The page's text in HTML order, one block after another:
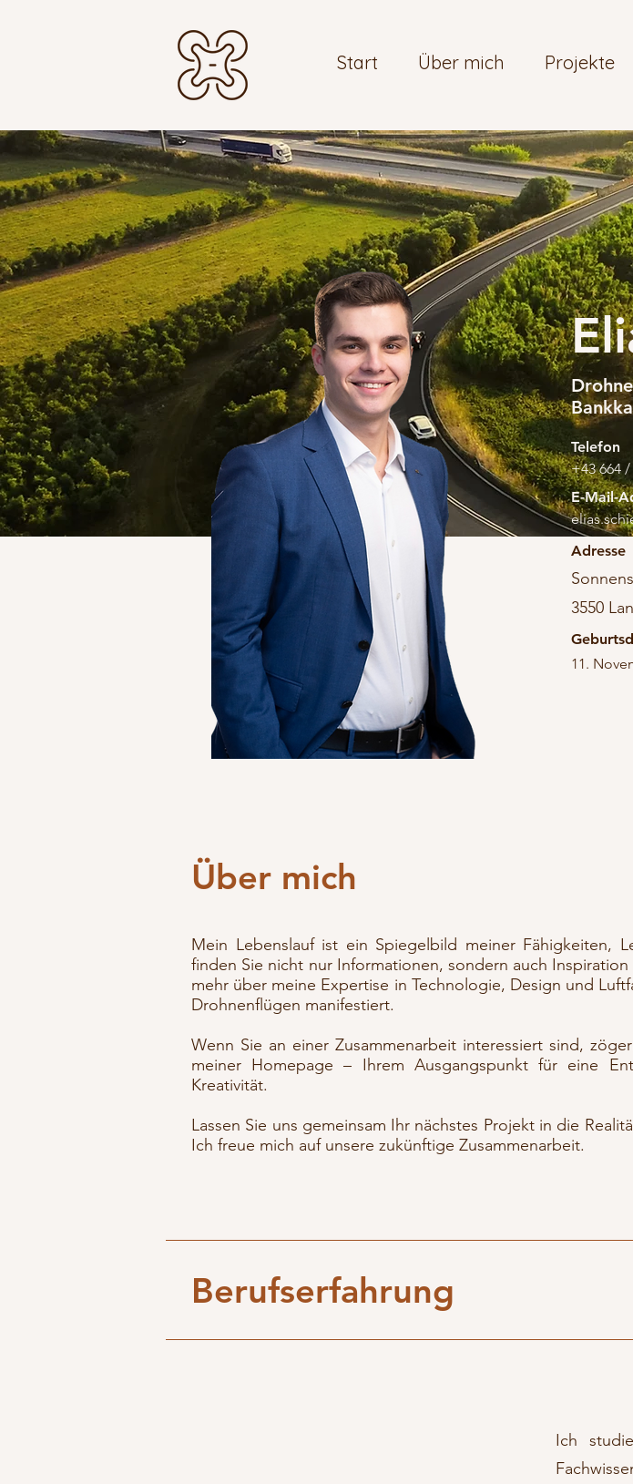
Start Über mich Projekte
Telefon
+43 664 /
E-Mail-
Adresse
3550
11.
Über mich
Mein Lebenslauf ist ein Spiegelbild meiner Fähigkeiten,
finden Sie nicht nur Informationen, sondern auch
mehr über meine Expertise in Technologie, Design und
Drohnenflügen manifestiert.
Wenn Sie an einer Zusammenarbeit interessiert sind,
meiner Homepage – Ihrem Ausgangspunkt für eine
Kreativität.
​Lassen Sie uns gemeinsam Ihr nächstes Projekt in die
Ich freue mich auf unsere zukünftige Zusammenarbeit.
Berufserfahrung
Ich